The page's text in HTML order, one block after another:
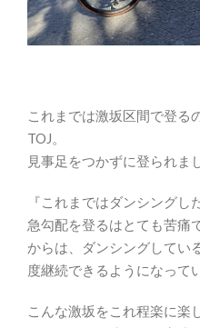
これまでは激坂区間で登る
TOJ。
見事足をつかずに登られま
『これまではダンシングし
急勾配を登るはとても苦痛
からは、ダンシングしてい
度継続できるようになって
こんな激坂をこれ程楽に楽